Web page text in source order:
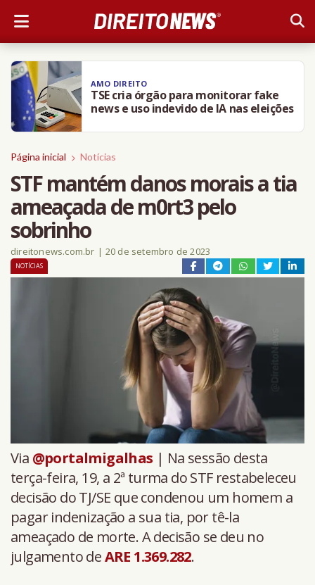
AMO DIREITO
TSE cria órgão para monitorar fake
news e uso indevido de IA nas eleições
Página inicial Notícias
STF mantém danos morais a tia
ameaçada de m0rt3 pelo
sobrinho
direitonews.com.br | 20 de setembro de 2023
NOTÍCIAS
Via @portalmigalhas | Na sessão desta
terça-feira, 19, a 2ª turma do STF restabeleceu
decisão do TJ/SE que condenou um homem a
pagar indenização a sua tia, por tê-la
ameaçado de morte. A decisão se deu no
julgamento deARE 1.369.282.